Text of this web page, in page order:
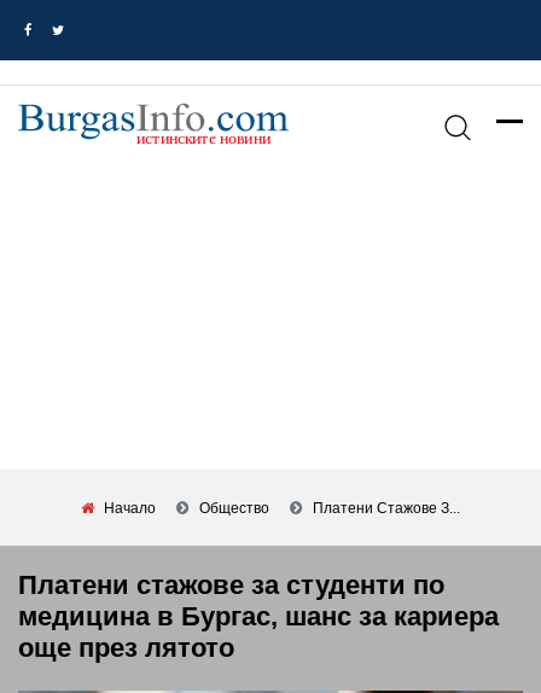
Начало Общество Платени Стажове З...
Платени стажове за студенти по
медицина в Бургас, шанс за кариера
още през лятото